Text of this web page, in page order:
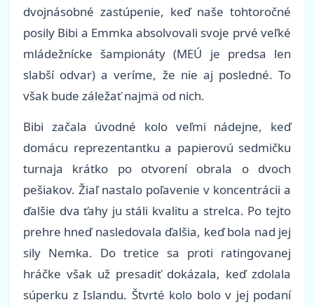
dvojnásobné zastúpenie, keď naše tohtoročné
posily Bibi a Emmka absolvovali svoje prvé veľké
mládežnícke šampionáty (MEÚ je predsa len
slabší odvar) a veríme, že nie aj posledné. To
však bude záležať najmä od nich.
Bibi začala úvodné kolo veľmi nádejne, keď
domácu reprezentantku a papierovú sedmičku
turnaja krátko po otvorení obrala o dvoch
pešiakov. Žiaľ nastalo poľavenie v koncentrácii a
ďalšie dva ťahy ju stáli kvalitu a strelca. Po tejto
prehre hneď nasledovala ďalšia, keď bola nad jej
sily Nemka. Do tretice sa proti ratingovanej
hráčke však už presadiť dokázala, keď zdolala
súperku z Islandu. Štvrté kolo bolo v jej podaní